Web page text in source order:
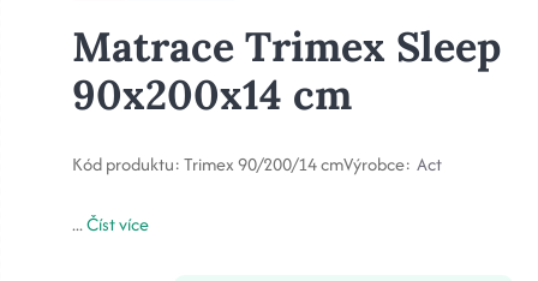
Matrace Trimex Sleep
90x200x14 cm
Kód produktu:Trimex 90/200/14 cmVýrobce: Act
...Číst více